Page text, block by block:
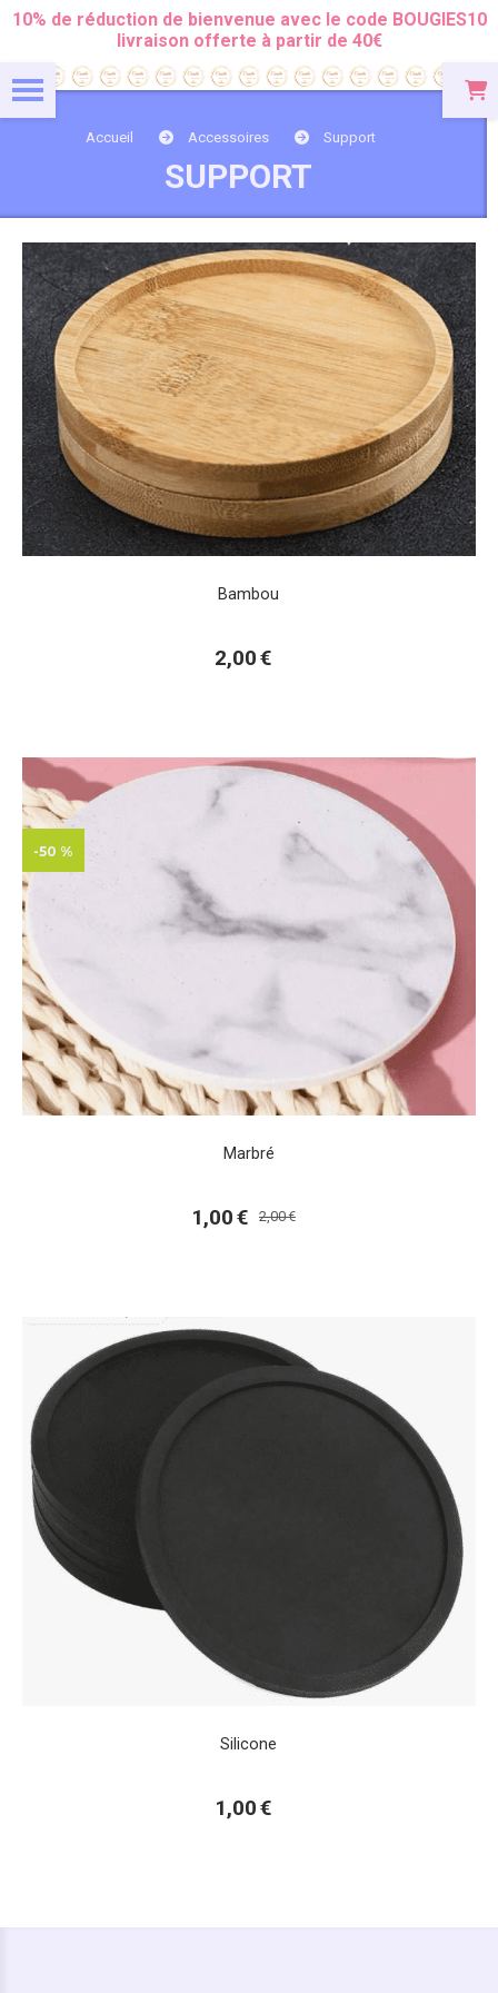
10% de réduction de bienvenue avec le code BOUGIES10
livraison offerte à partir de 40€
Accueil Accessoires Support
SUPPORT
Bambou
2,00€
-50 %
Marbré
1,00€ 2,00€
Silicone
1,00€